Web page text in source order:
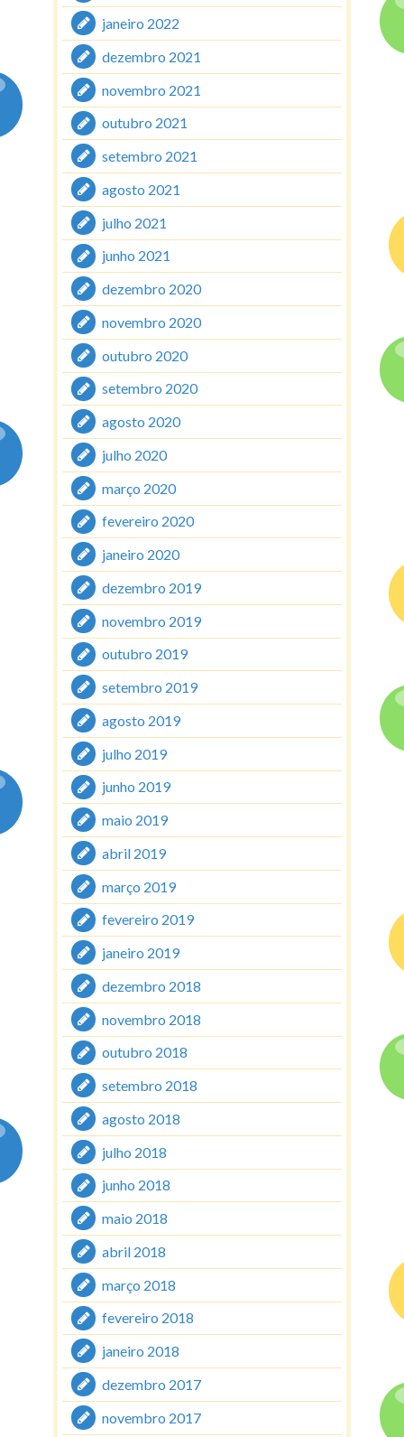
janeiro 2022
dezembro 2021
novembro 2021
outubro 2021
setembro 2021
agosto 2021
julho 2021
junho 2021
dezembro 2020
novembro 2020
outubro 2020
setembro 2020
agosto 2020
julho 2020
março 2020
fevereiro 2020
janeiro 2020
dezembro 2019
novembro 2019
outubro 2019
setembro 2019
agosto 2019
julho 2019
junho 2019
maio 2019
abril 2019
março 2019
fevereiro 2019
janeiro 2019
dezembro 2018
novembro 2018
outubro 2018
setembro 2018
agosto 2018
julho 2018
junho 2018
maio 2018
abril 2018
março 2018
fevereiro 2018
janeiro 2018
dezembro 2017
novembro 2017